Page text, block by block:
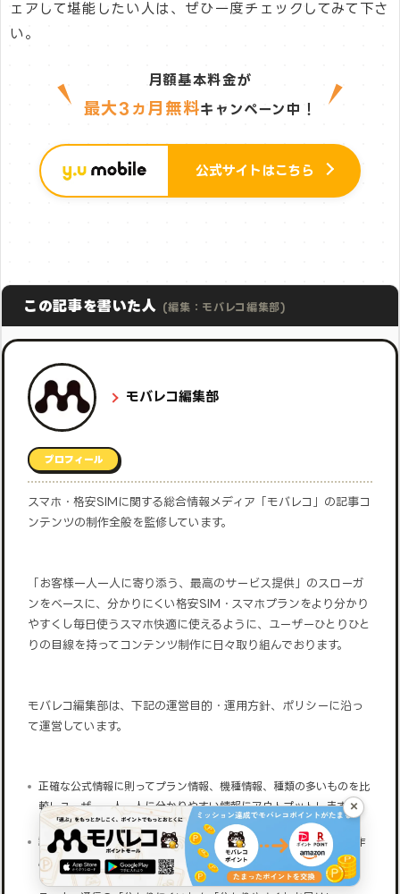
ェアして堪能したい人は、ぜひ一度チェックしてみて下さ
い。
月額基本料金が
最大3ヵ月無料キャンペーン中！
公式サイトはこちら
この記事を書いた人 (編集：モバレコ編集部)
モバレコ編集部
プロフィール
スマホ・格安SIMに関する総合情報メディア「モバレコ」の記事コ
ンテンツの制作全般を監修しています。
「お客様一人一人に寄り添う、最高のサービス提供」のスローガ
ンをベースに、分かりにくい格安SIM・スマホプランをより分かり
やすくし毎日使うスマホ快適に使えるように、ユーザーひとりひと
りの目線を持ってコンテンツ制作に日々取り組んでおります。
モバレコ編集部は、下記の運営目的・運用方針、ポリシーに沿っ
て運営しています。
正確な公式情報に則ってプラン情報、機種情報、種類の多いものを比
較しユーザー一人一人に分かりやすい情報にアウトプットします。
記事コンテンツに関してはユーザー目線を心掛け、客観的な立場で作
成し公平な情報をお届けします。
×